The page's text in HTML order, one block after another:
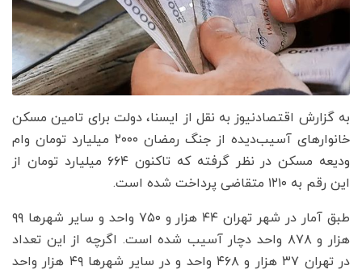
به گزارش اقتصادنیوز به نقل از ایسنا، دولت برای تامین مسکن
خانوارهای آسیب‌دیده از جنگ رمضان ۲۰۰۰ میلیارد تومان وام
ودیعه مسکن در نظر گرفته که تاکنون ۶۶۴ میلیارد تومان از
این رقم به ۱۲۱۰ متقاضی پرداخت شده است.
طبق آمار در شهر تهران ۴۴ هزار و ۷۵۰ واحد و سایر شهرها ۹۹
هزار و ۸۷۸ واحد دچار آسیب شده است. اگرچه از این تعداد
در تهران ۳۷ هزار و ۴۶۸ واحد و در سایر شهرها ۴۹ هزار واحد